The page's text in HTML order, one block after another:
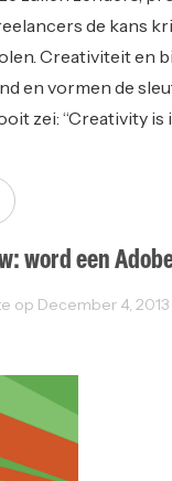
de kans
Creativiteit en
en vormen de
zei: “Creativity
word een
op December 4, 2013